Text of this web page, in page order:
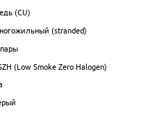
(CU)
(stranded)
(Low Smoke Zero Halogen)